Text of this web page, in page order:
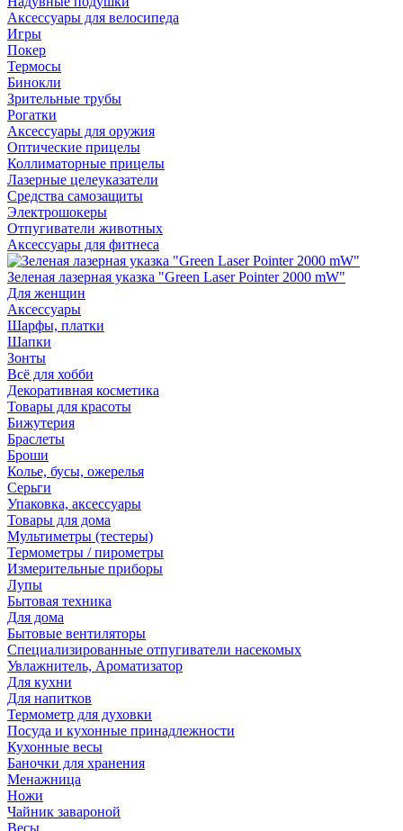
Аксессуары для велосипеда
Игры
Покер
Термосы
Бинокли
Зрительные трубы
Рогатки
Аксессуары для оружия
Оптические прицелы
Коллиматорные прицелы
Лазерные целеуказатели
Средства самозащиты
Электрошокеры
Отпугиватели животных
Аксессуары для фитнеса
Зеленая лазерная указка "Green Laser Pointer 2000 mW"
Для женщин
Аксессуары
Шарфы, платки
Шапки
Зонты
Всё для хобби
Декоративная косметика
Товары для красоты
Бижутерия
Браслеты
Броши
Колье, бусы, ожерелья
Серьги
Упаковка, аксессуары
Товары для дома
Мультиметры (тестеры)
Термометры / пирометры
Измерительные приборы
Лупы
Бытовая техника
Для дома
Бытовые вентиляторы
Специализированные отпугиватели насекомых
Увлажнитель, Ароматизатор
Для кухни
Для напитков
Термометр для духовки
Посуда и кухонные принадлежности
Кухонные весы
Баночки для хранения
Менажница
Ножи
Чайник завароной
Весы